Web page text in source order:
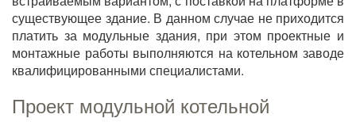
существующее здание. В данном случае не приходится
платить за модульные здания, при этом проектные и
монтажные работы выполняются на котельном заводе
квалифицированными специалистами.
Проект модульной котельной